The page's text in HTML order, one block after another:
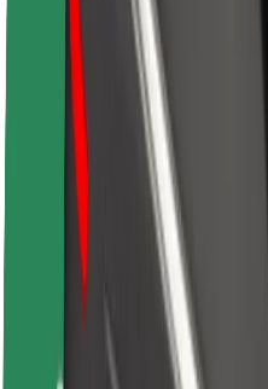
Smjernice za brend
Misija
Odnosi s investitorima
Vodstvo
Brend
Urban Fund
Sigurnost korisnika